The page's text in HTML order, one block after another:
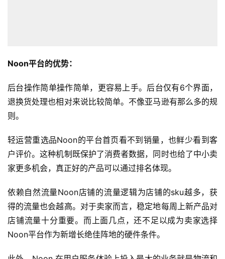
Noon平台的优势：
后台操作简单操作简单，更容易上手。后台仅有6个界面，
退换货处理也相对来说比较简单。不像亚马逊有那么多的规
则。
轻运营重选品Noon的平台首页看不到销量，也鲜少看到客
户评价。这种机制既保护了消费者数据，同时也给了中小卖
家更多机会，真正好的产品可以通过排名体现。
依赖自然流量Noon店铺的流量逻辑为店铺的sku越多，获
得的流量也会越高。对于卖家而言，稳定地每周上新产品对
店铺流量十分重要。而上面几点，还不足以成为卖家选择
Noon平台作为新增长绝佳阵地的硬件条件。